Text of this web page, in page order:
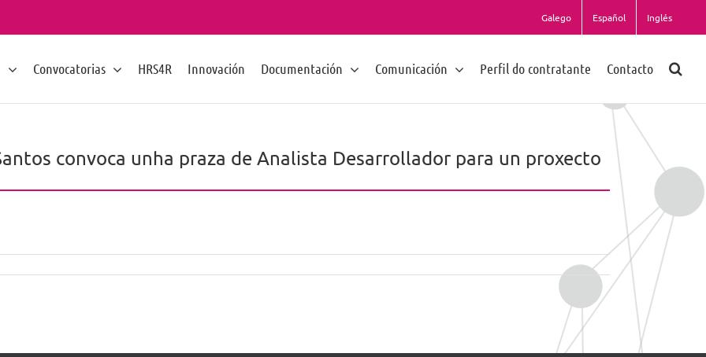
Galego Español Inglés
Convocatorias HRS4R Innovación Documentación Comunicación Perfil do contratante Contacto
convoca unha praza de Analista Desarrollador para un proxecto